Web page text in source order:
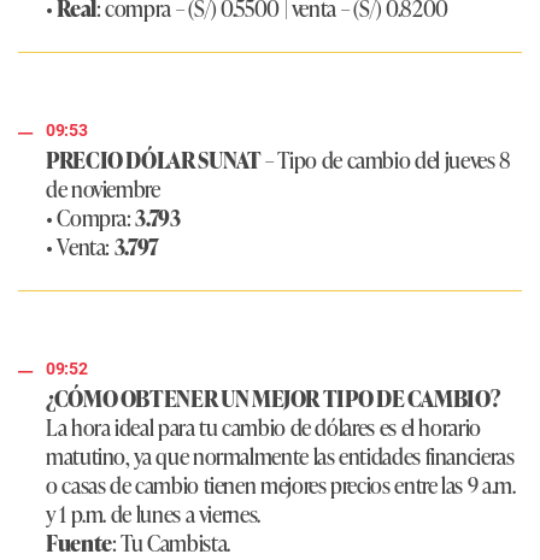
•Real: compra – (S/) 0.5500 | venta – (S/) 0.8200
09:53
PRECIO DÓLAR SUNAT– Tipo de cambio del jueves 8
de noviembre
• Compra:3.793
• Venta:3.797
09:52
¿CÓMO OBTENER UN MEJOR TIPO DE CAMBIO?
La hora ideal para tu cambio de dólares es el horario
matutino, ya que normalmente las entidades financieras
o casas de cambio tienen mejores precios entre las 9 a.m.
y 1 p.m. de lunes a viernes.
Fuente: Tu Cambista.